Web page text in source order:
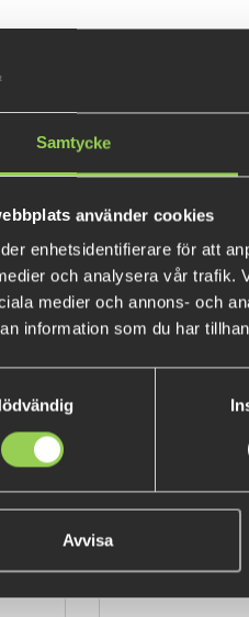
Samtycke
använder cookies
enhetsidentifierare för att
och analysera vår trafik.
medier och annons- och
information som du har
Avvisa
MM-